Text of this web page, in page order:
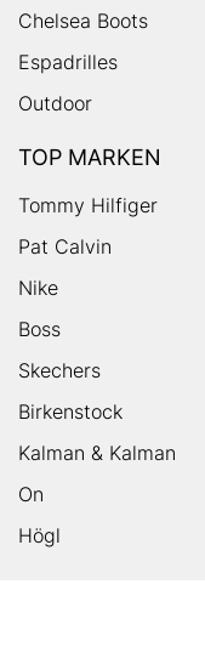
Chelsea Boots
Espadrilles
Outdoor
TOP MARKEN
Tommy Hilfiger
Pat Calvin
Nike
Boss
Skechers
Birkenstock
Kalman & Kalman
On
Högl